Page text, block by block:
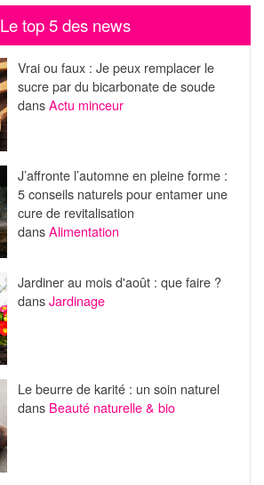
Le top 5 des news
Vrai ou faux : Je peux remplacer le
sucre par du bicarbonate de soude
dansActu minceur
J’affronte l’automne en pleine forme :
5 conseils naturels pour entamer une
cure de revitalisation
dansAlimentation
Jardiner au mois d'août : que faire ?
dansJardinage
Le beurre de karité : un soin naturel
dans Beauté naturelle & bio